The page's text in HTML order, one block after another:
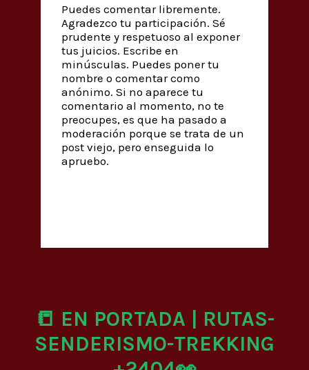
Puedes comentar libremente.
Agradezco tu participación. Sé
prudente y respetuoso al exponer
tus juicios. Escribe en
minúsculas. Puedes poner tu
nombre o comentar como
anónimo. Si no aparece tu
comentario al momento, no te
preocupes, es que ha pasado a
moderación porque se trata de un
post viejo, pero enseguida lo
apruebo.
📒 EN PORTADA | RUTAS-
SENDERISMO-TREKKING